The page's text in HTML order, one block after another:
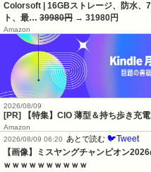
Colorsoft | 16GBストレージ、防水、
ト、最… 39980円 → 31980円
Amazon
2026/08/09
[PR] 【特集】CIO 薄型＆持ち歩き充
Amazon
2026/08/09 06:20
あとで読む 🐦Tweet
【画像】ミスヤングチャンピオン
ｗｗｗｗｗｗｗｗｗｗ